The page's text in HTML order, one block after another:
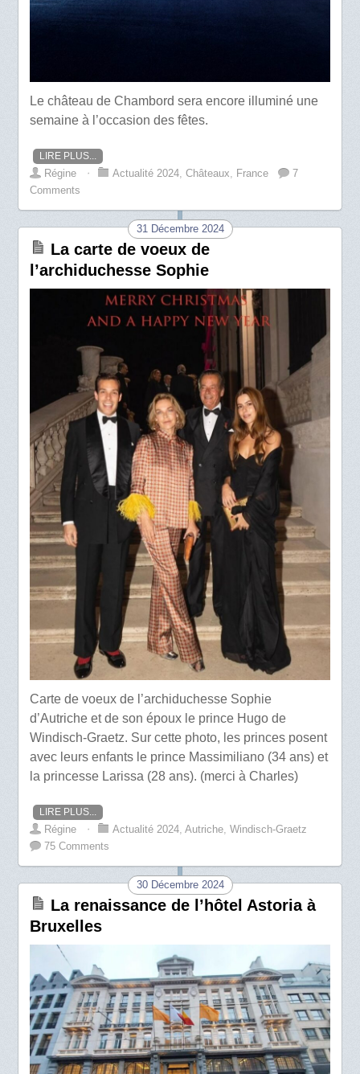
Le château de Chambord sera encore illuminé une
semaine à l’occasion des fêtes.
LIRE PLUS...
Régine ⋅ Actualité 2024 ,Châteaux France
7
Comments
31 Décembre 2024
La carte de voeux de
l’archiduchesse Sophie
Carte de voeux de l’archiduchesse Sophie
d’Autriche et de son époux le prince Hugo de
Windisch-Graetz. Sur cette photo, les princes posent
avec leurs enfants le prince Massimiliano (34 ans) et
la princesse Larissa (28 ans). (merci à Charles)
LIRE PLUS...
Régine ⋅ Actualité 2024,Autriche,Windisch-Graetz
75 Comments
30 Décembre 2024
La renaissance de l’hôtel Astoria à
Bruxelles